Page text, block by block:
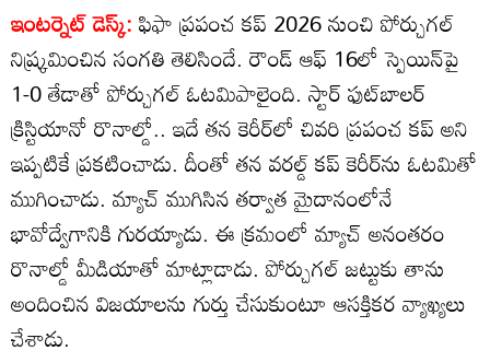
ఇంటర్నెట్ డెస్క్:ఫిఫా ప్రపంచ కప్ 2026 నుంచి పోర్చుగల్
నిష్క్రమించిన సంగతి తెలిసిందే. రౌండ్ ఆఫ్ 16లో స్పెయిన్‌పై
1-0 తేడాతో పోర్చుగల్ ఓటమిపాలైంది. స్టార్ ఫుట్‌బాలర్
క్రిస్టియానో రొనాల్డో.. ఇదే తన కెరీర్‌లో చివరి ప్రపంచ కప్ అని
ఇప్పటికే ప్రకటించాడు. దీంతో తన వరల్డ్ కప్ కెరీర్‌ను ఓటమితో
ముగించాడు. మ్యాచ్ ముగిసిన తర్వాత మైదానంలోనే
భావోద్వేగానికి గురయ్యాడు. ఈ క్రమంలో మ్యాచ్ అనంతరం
రొనాల్డో మీడియాతో మాట్లాడాడు. పోర్చుగల్ జట్టుకు తాను
అందించిన విజయాలను గుర్తు చేసుకుంటూ ఆసక్తికర వ్యాఖ్యలు
చేశాడు.